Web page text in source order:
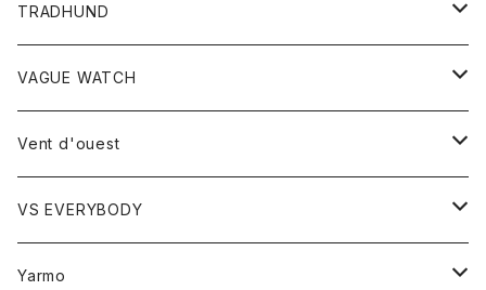
レディース
カットソー
TRADHUND
セーター
ベスト
VAGUE WATCH
時計
Vent d'ouest
ボトム
スカート
トップス
VS EVERYBODY
トップス
Yarmo